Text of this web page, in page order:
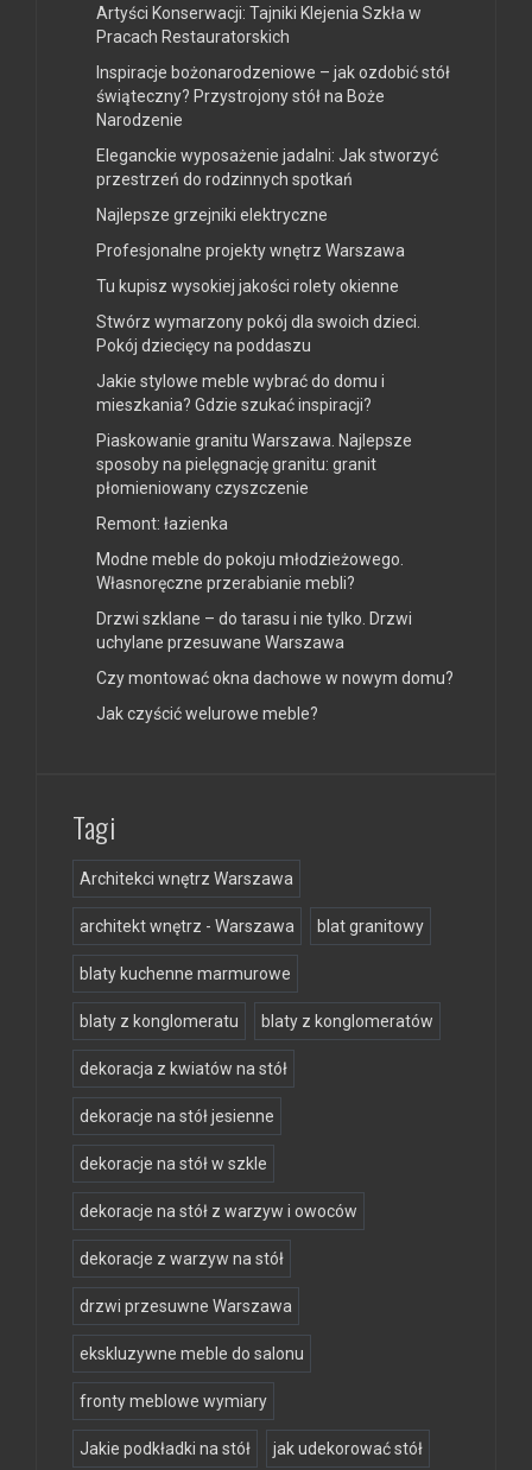
Artyści Konserwacji: Tajniki Klejenia Szkła w
Pracach Restauratorskich
Inspiracje bożonarodzeniowe – jak ozdobić stół
świąteczny? Przystrojony stół na Boże
Narodzenie
Eleganckie wyposażenie jadalni: Jak stworzyć
przestrzeń do rodzinnych spotkań
Najlepsze grzejniki elektryczne
Profesjonalne projekty wnętrz Warszawa
Tu kupisz wysokiej jakości rolety okienne
Stwórz wymarzony pokój dla swoich dzieci.
Pokój dziecięcy na poddaszu
Jakie stylowe meble wybrać do domu i
mieszkania? Gdzie szukać inspiracji?
Piaskowanie granitu Warszawa. Najlepsze
sposoby na pielęgnację granitu: granit
płomieniowany czyszczenie
Remont: łazienka
Modne meble do pokoju młodzieżowego.
Własnoręczne przerabianie mebli?
Drzwi szklane – do tarasu i nie tylko. Drzwi
uchylane przesuwane Warszawa
Czy montować okna dachowe w nowym domu?
Jak czyścić welurowe meble?
Tagi
Architekci wnętrz Warszawa
architekt wnętrz - Warszawa blat granitowy
blaty kuchenne marmurowe
blaty z konglomeratu blaty z konglomeratów
dekoracja z kwiatów na stół
dekoracje na stół jesienne
dekoracje na stół w szkle
dekoracje na stół z warzyw i owoców
dekoracje z warzyw na stół
drzwi przesuwne Warszawa
ekskluzywne meble do salonu
fronty meblowe wymiary
Jakie podkładki na stół jak udekorować stół